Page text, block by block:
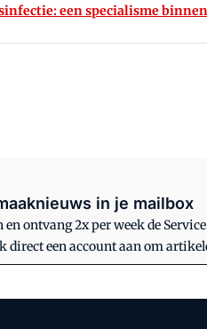
een specialisme
in je mailbox
en ontvang 2x per week de
direct een account aan om